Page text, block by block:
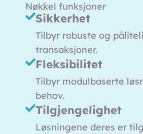
Nøkkel funksjoner
Sikkerhet
Tilbyr robuste og
transaksjoner.
Fleksibilitet
Tilbyr modulbaserte
behov.
Tilgjengelighet
Løsningene deres er